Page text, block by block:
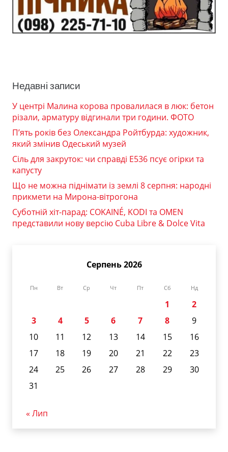
Недавні записи
У центрі Малина корова провалилася в люк: бетон
різали, арматуру відгинали три години. ФОТО
П’ять років без Олександра Ройтбурда: художник,
який змінив Одеський музей
Сіль для закруток: чи справді Е536 псує огірки та
капусту
Що не можна піднімати із землі 8 серпня: народні
прикмети на Мирона-вітрогона
Суботній хіт-парад: COKAINÉ, KODI та OMEN
представили нову версію Cuba Libre & Dolce Vita
Серпень 2026
Пн Вт Ср Чт Пт Сб Нд
1
2
3
4 5 6 7 8
9
10
11 12 13 14 15
16
17
18 19 20 21 22
23
24
25 26 27 28 29
30
31
« Лип